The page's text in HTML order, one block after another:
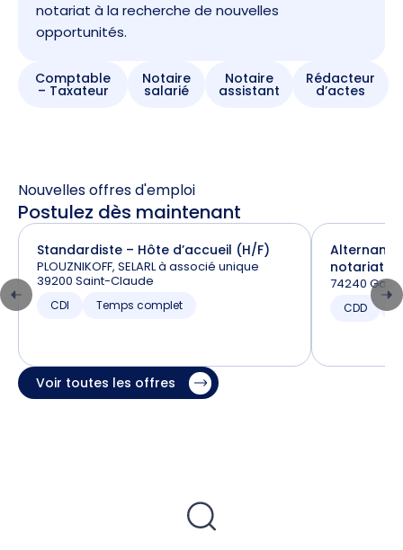
notariat à la recherche de nouvelles
opportunités.
Comptable
– Taxateur
Notaire
salarié
Notaire
assistant
Rédacteur
d’actes
Nouvelles offres d'emploi
Postulez dès maintenant
Standardiste – Hôte d’accueil (H/F)
PLOUZNIKOFF, SELARL à associé unique
39200 Saint-Claude
CDI Temps complet
notariat
74240
CDD
Voir toutes les offres